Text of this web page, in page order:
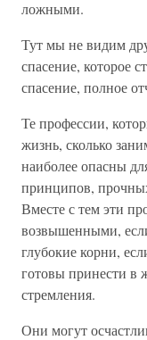
ложными.
Тут мы не видим
спасение, которое
спасение, полное
Те профессии,
жизнь, сколько
наиболее опасны
принципов,
Вместе с тем эти
возвышенными,
глубокие корни,
готовы принести в
стремления.
Они могут